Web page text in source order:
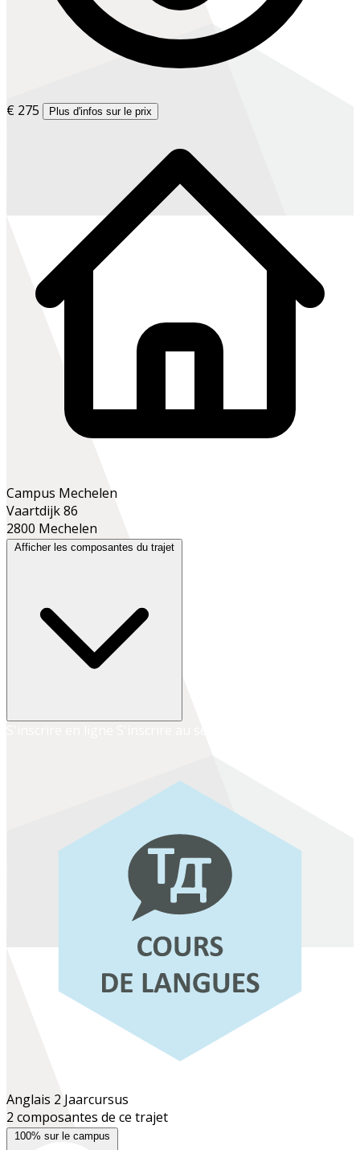
€ 275 Plus d'infos sur le prix
Campus Mechelen
Vaartdijk 86
2800 Mechelen
Afficher les composantes du trajet
Anglais 2 Jaarcursus
2 composantes de ce trajet
100% sur le campus